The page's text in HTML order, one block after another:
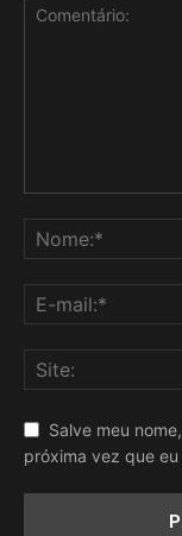
Salve meu
próxima vez que eu